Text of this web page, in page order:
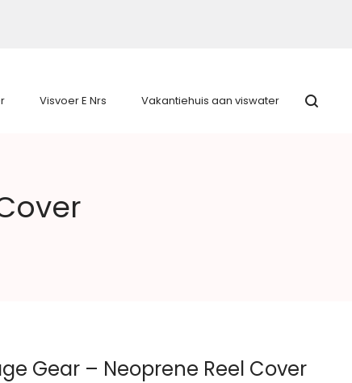
Visvoer E Nrs Vakantiehuis aan viswater
Gear – Neoprene Reel Cover